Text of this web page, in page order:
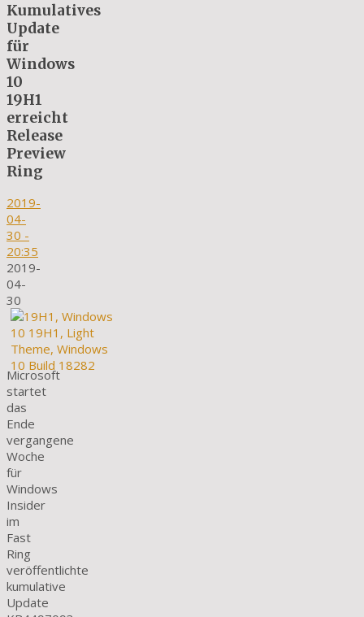
Kumulatives
Update
für
Windows
10
19H1
erreicht
Release
Preview
Ring
2019-
04-
30 -
20:35
2019-
04-
30
Microsoft
startet
das
Ende
vergangene
Woche
für
Windows
Insider
im
Fast
Ring
veröffentlichte
kumulative
Update